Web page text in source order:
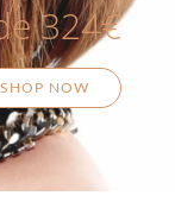
324€
SHOP NOW